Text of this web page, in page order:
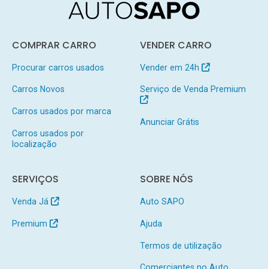
COMPRAR CARRO
Procurar carros usados
Carros Novos
Carros usados por marca
Carros usados por
localização
VENDER CARRO
Vender em 24h
Serviço de Venda Premium
Anunciar Grátis
SERVIÇOS
Venda Já
Premium
SOBRE NÓS
Auto SAPO
Ajuda
Termos de utilização